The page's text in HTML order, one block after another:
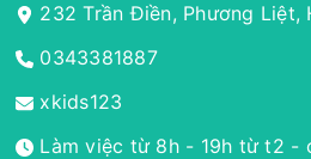
232 Trần Điền, Phương Liệt,
0343381887
xkids123
Làm việc từ 8h - 19h từ t2 -